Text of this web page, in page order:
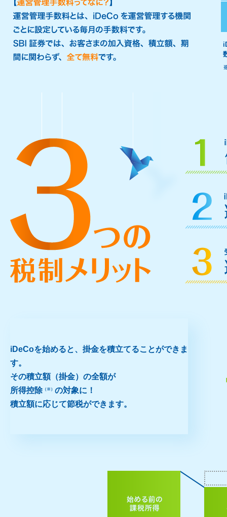
iDeCoを始めると、掛金を積立てることができま
す。
その積立額（掛金）の全額が
所得控除（※） の対象に！
積立額に応じて節税ができます。